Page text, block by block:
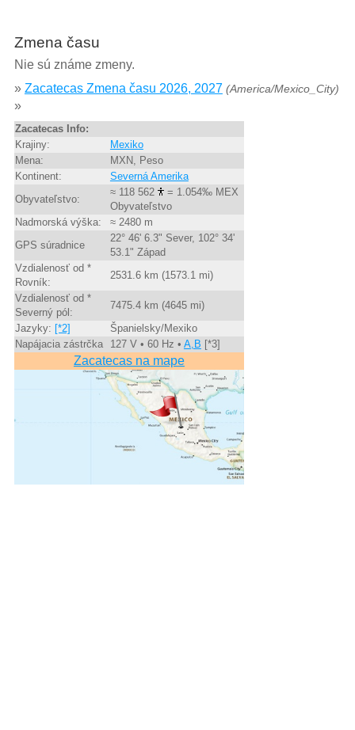
Zmena času
Nie sú známe zmeny.
» Zacatecas Zmena času 2026, 2027 (America/Mexico_City)
»
Zacatecas Info:
Krajiny:
Mexiko
Mena:
MXN, Peso
Kontinent:
Severná Amerika
Obyvateľstvo:
≈ 118 562
= 1.054‰ MEX
Obyvateľstvo
Nadmorská výška:
≈ 2480 m
GPS súradnice
22° 46' 6.3" Sever, 102° 34'
53.1" Západ
Vzdialenosť od *
Rovník:
2531.6 km (1573.1 mi)
Vzdialenosť od *
Severný pól:
7475.4 km (4645 mi)
Jazyky: [*2]
Španielsky/Mexiko
Napájacia zástrčka
127 V • 60 Hz • A,B [*3]
Zacatecas na mape